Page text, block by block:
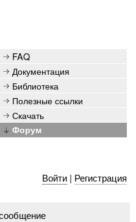
FAQ
Документация
Библиотека
Полезные ссылки
Скачать
Форум
Войти| Регистрация